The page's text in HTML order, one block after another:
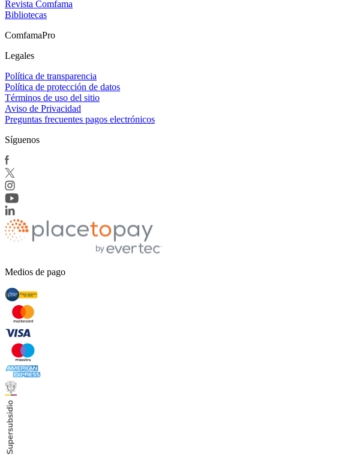
Revista Comfama
Bibliotecas
ComfamaPro
Legales
Política de transparencia
Política de protección de datos
Términos de uso del sitio
Aviso de Privacidad
Preguntas frecuentes pagos electrónicos
Síguenos
Medios de pago